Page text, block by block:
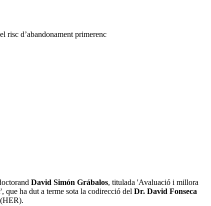
risc d’abandonament primerenc
David Simón Grábalos, titulada 'Avaluació i millora
que ha dut a terme sota la codirecció del Dr. David Fonseca